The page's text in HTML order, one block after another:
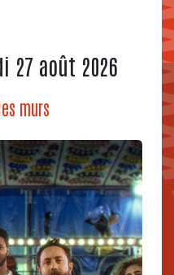
27 août 2026
murs